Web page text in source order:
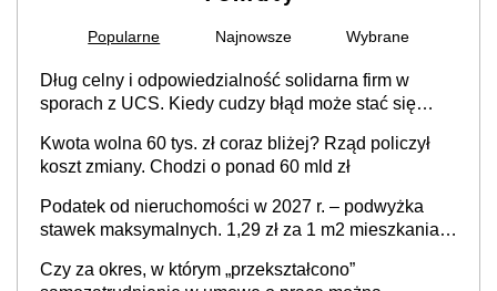
Popularne Najnowsze Wybrane
Dług celny i odpowiedzialność solidarna firm w
sporach z UCS. Kiedy cudzy błąd może stać się
Kwota wolna 60 tys. zł coraz bliżej? Rząd policzył
koszt zmiany. Chodzi o ponad 60 mld zł
Podatek od nieruchomości w 2027 r. – podwyżka
stawek maksymalnych. 1,29 zł za 1 m2 mieszkania,
prowadzeniem działalności gospodarczej
Czy za okres, w którym „przekształcono”